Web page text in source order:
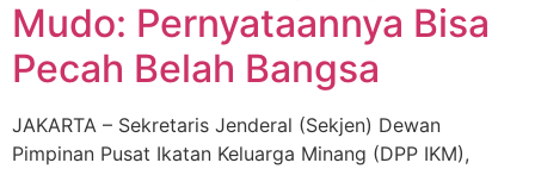
Mudo: Pernyataannya Bisa
Pecah Belah Bangsa
JAKARTA – Sekretaris Jenderal (Sekjen) Dewan
Pimpinan Pusat Ikatan Keluarga Minang (DPP IKM),